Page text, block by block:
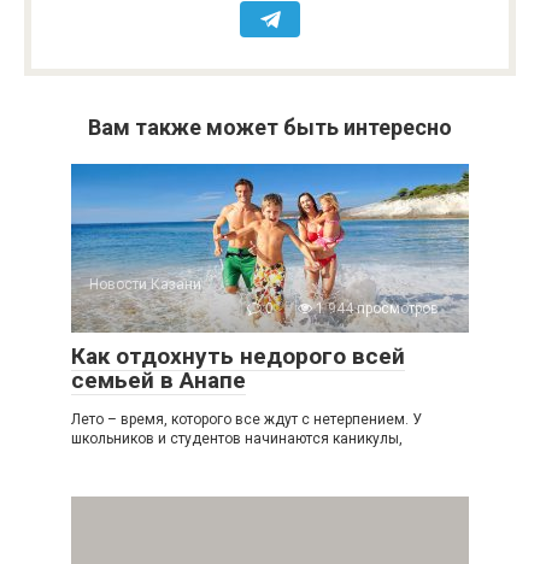
Вам также может быть интересно
Новости Казани
0
1 944 просмотров
Как отдохнуть недорого всей
семьей в Анапе
Лето – время, которого все ждут с нетерпением. У
школьников и студентов начинаются каникулы,